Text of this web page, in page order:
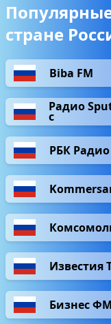
стране
Biba FM
Радио
с
РБК Радио
Известия
Бизнес ФМ